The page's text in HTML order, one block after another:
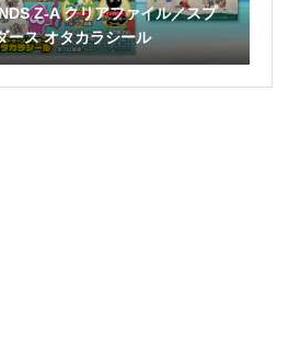
Z-A クリアファイル／スプ
ース オタカラシール